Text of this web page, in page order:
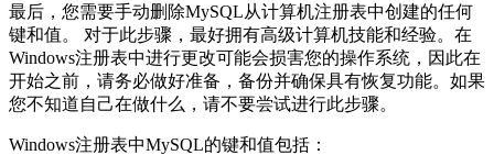
最后，您需要手动删除MySQL从计算机注册表中创建的任何
键和值。 对于此步骤，最好拥有高级计算机技能和经验。在
Windows注册表中进行更改可能会损害您的操作系统，因此在
开始之前，请务必做好准备，备份并确保具有恢复功能。如果
您不知道自己在做什么，请不要尝试进行此步骤。
Windows注册表中MySQL的键和值包括：